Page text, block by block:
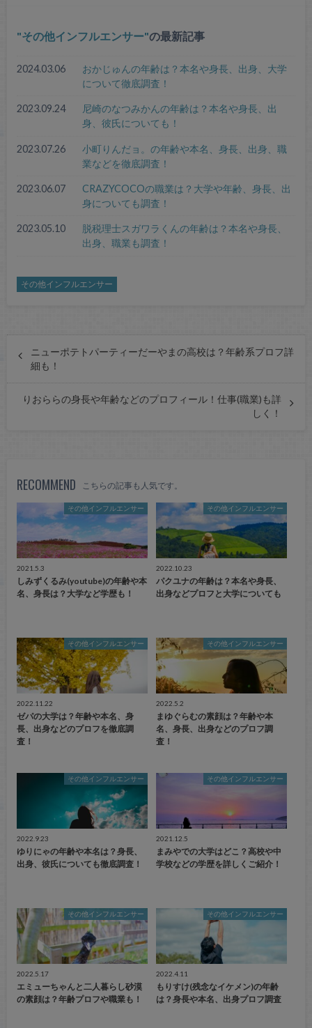
その他インフルエンサー の最新記事
2024.03.06
おかじゅんの年齢は？本名や身長、出身、大学
について徹底調査！
2023.09.24
尼崎のなつみかんの年齢は？本名や身長、出
身、彼氏についても！
2023.07.26
小町りんだョ。の年齢や本名、身長、出身、職
業などを徹底調査！
2023.06.07
CRAZYCOCOの職業は？大学や年齢、身長、出
身についても調査！
2023.05.10
脱税理士スガワラくんの年齢は？本名や身長、
出身、職業も調査！
その他インフルエンサー
ニューポテトパーティーだーやまの高校は？年齢系プロフ詳
細も！
りおららの身長や年齢などのプロフィール！仕事(職業)も詳
しく！
RECOMMEND こちらの記事も人気です。
その他インフルエンサー
2021.5.3
しみずくるみ(youtube)の年齢や本
名、身長は？大学など学歴も！
その他インフルエンサー
2022.10.23
パクユナの年齢は？本名や身長、
出身などプロフと大学についても
その他インフルエンサー
2022.11.22
ゼパの大学は？年齢や本名、身
長、出身などのプロフを徹底調
査！
その他インフルエンサー
2022.5.2
まゆぐらむの素顔は？年齢や本
名、身長、出身などのプロフ調
査！
その他インフルエンサー
2022.9.23
ゆりにゃの年齢や本名は？身長、
出身、彼氏についても徹底調査！
その他インフルエンサー
2021.12.5
まみやでの大学はどこ？高校や中
学校などの学歴を詳しくご紹介！
その他インフルエンサー
2022.5.17
エミューちゃんと二人暮らし砂漠
の素顔は？年齢プロフや職業も！
その他インフルエンサー
2022.4.11
もりすけ(残念なイケメン)の年齢
は？身長や本名、出身プロフ調査